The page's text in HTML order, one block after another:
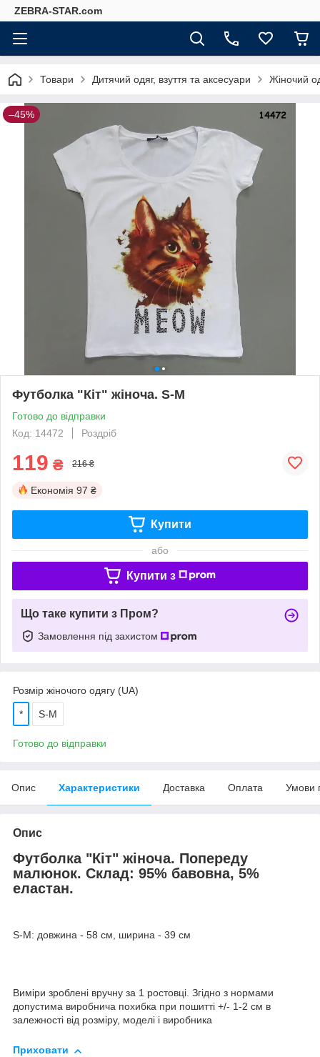
ZEBRA-STAR.com
Товари Дитячий одяг, взуття та аксесуари Жіночий
–45%
Футболка "Кіт" жіноча. S-M
Готово до відправки
Код: 14472
Роздріб
119 ₴ 216 ₴
Економія 97 ₴
Купити
або
Купити з
Що таке купити з Пром?
Замовлення під захистом
Розмір жіночого одягу (UA)
* S-M
Готово до відправки
Опис Характеристики Доставка Оплата Умови
Опис
Футболка "Кіт" жіноча. Попереду
малюнок. Склад: 95% бавовна, 5%
еластан.
S-M: довжина - 58 см, ширина - 39 см
Виміри зроблені вручну за 1 ростовці. Згідно з нормами
допустима виробнича похибка при пошитті +/- 1-2 см в
залежності від розміру, моделі і виробника
Приховати